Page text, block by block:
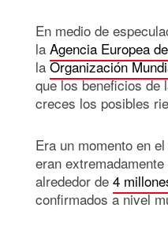
En medio de
la Agencia Europea
la Organización
que los beneficios de
creces los posibles
Era un momento en
eran
alrededor de 4
confirmados a nivel